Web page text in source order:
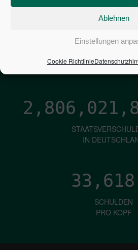
Ablehnen
Einstellungen
Cookie Richtlinie
1,601
PRO
IN
33,618
SCHULDEN
PRO KOPF